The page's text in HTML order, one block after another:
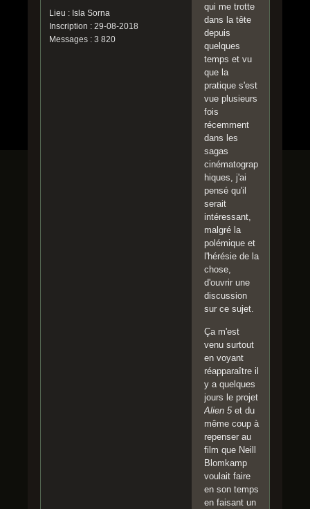
Lieu : Isla Sorna
Inscription : 29-08-2018
Messages : 3 820
qui me trotte
dans la tête
depuis
quelques
temps et vu
que la
pratique s'est
vue plusieurs
fois
récemment
dans les
sagas
cinématograp
hiques, j'ai
pensé qu'il
serait
intéressant,
malgré la
polémique et
l'hérésie de la
chose,
d'ouvrir une
discussion
sur ce sujet.
Ça m'est
venu surtout
en voyant
réapparaître il
y a quelques
jours le projet
Alien 5et du
même coup à
repenser au
film que Neill
Blomkamp
voulait faire
en son temps
en faisant un